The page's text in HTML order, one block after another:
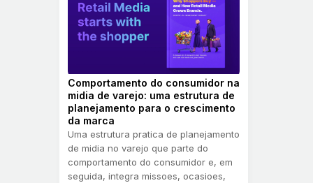
Comportamento do consumidor na
midia de varejo: uma estrutura de
planejamento para o crescimento
da marca
Uma estrutura pratica de planejamento
de midia no varejo que parte do
comportamento do consumidor e, em
seguida, integra missoes, ocasioes,